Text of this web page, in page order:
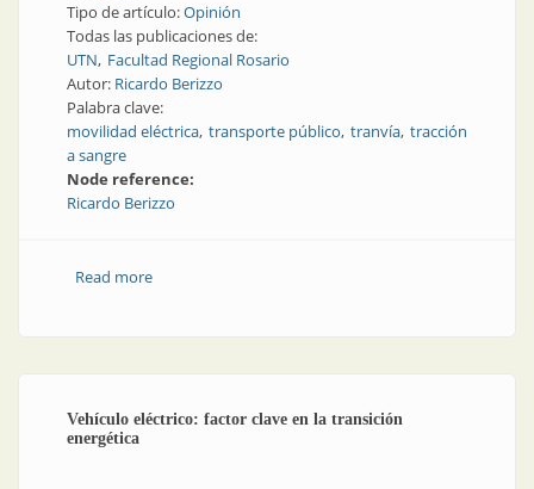
Tipo de artículo:Opinión
Todas las publicaciones de:
UTN Facultad Regional Rosario
Autor: Ricardo Berizzo
Palabra clave:
movilidad eléctrica transporte público tranvía tracción
a sangre
Node reference:
Ricardo Berizzo
Read moreabout El tranvía, pionero del transporte público
Vehículo eléctrico: factor clave en la transición
energética